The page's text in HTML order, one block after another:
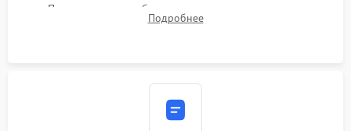
Программная калибровка матрицы по эталонному
абсолютно черному телу для точного измерения температур.
Подробнее